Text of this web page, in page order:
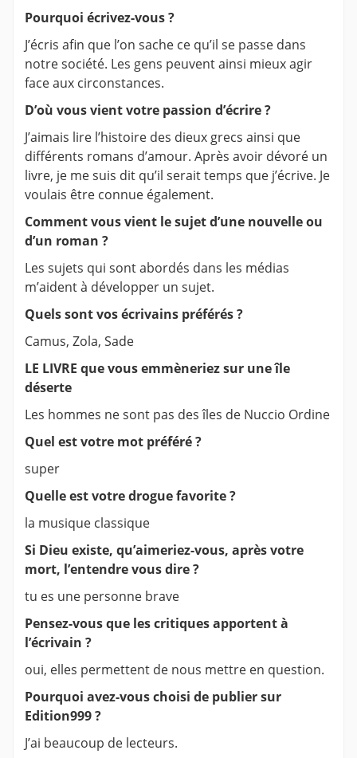
Pourquoi écrivez-vous ?
J’écris afin que l’on sache ce qu’il se passe dans
notre société. Les gens peuvent ainsi mieux agir
face aux circonstances.
D’où vous vient votre passion d’écrire ?
J’aimais lire l’histoire des dieux grecs ainsi que
différents romans d’amour. Après avoir dévoré un
livre, je me suis dit qu’il serait temps que j’écrive. Je
voulais être connue également.
Comment vous vient le sujet d’une nouvelle ou
d’un roman ?
Les sujets qui sont abordés dans les médias
m’aident à développer un sujet.
Quels sont vos écrivains préférés ?
Camus, Zola, Sade
LE LIVRE que vous emmèneriez sur une île
déserte
Les hommes ne sont pas des îles de Nuccio Ordine
Quel est votre mot préféré ?
super
Quelle est votre drogue favorite ?
la musique classique
Si Dieu existe, qu’aimeriez-vous, après votre
mort, l’entendre vous dire ?
tu es une personne brave
Pensez-vous que les critiques apportent à
l’écrivain ?
oui, elles permettent de nous mettre en question.
Pourquoi avez-vous choisi de publier sur
Edition999 ?
J’ai beaucoup de lecteurs.